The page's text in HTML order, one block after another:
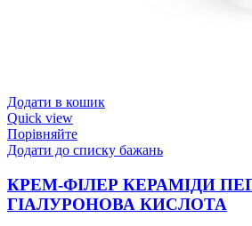
Додати в кошик
Quick view
Порівняйте
Додати до списку бажань
КРЕМ-ФІЛЕР КЕРАМІДИ
ГІАЛУРОНОВА КИСЛОТА